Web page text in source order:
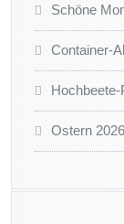
Schöne
Container-
Ostern 2026